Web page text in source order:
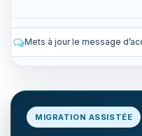
de mon serveur TeamSpeak.
MIGRATION ASSISTÉE